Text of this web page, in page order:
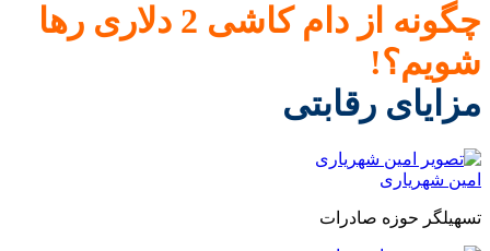
چگونه از دام کاشی 2 دلاری رها
شویم؟!
مزایای رقابتی
امین شهریاری
تسهیلگر حوزه صادرات